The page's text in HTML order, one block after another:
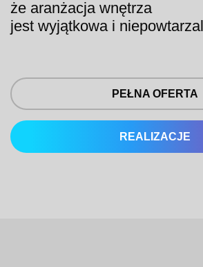
że aranżacja wnętrza
jest wyjątkowa i
PEŁNA OFERTA
REALIZACJE